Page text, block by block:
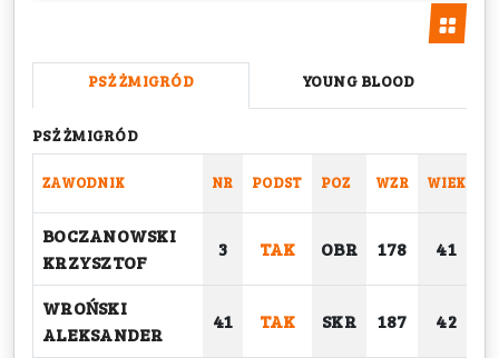
PSŻ ŻMIGRÓD YOUNG BLOOD
PSŻ ŻMIGRÓD
ZAWODNIK NR PODST POZ WZR WIEK
BOCZANOWSKI
KRZYSZTOF
3 TAK OBR 178 41
WROŃSKI
ALEKSANDER
41 TAK SKR 187 42